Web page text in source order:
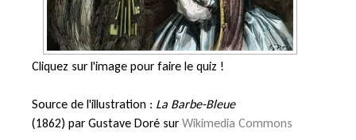
Cliquez sur l'image pour faire le quiz !
Source de l'illustration : La Barbe-Bleue
(1862) par Gustave Doré sur Wikimedia Commons